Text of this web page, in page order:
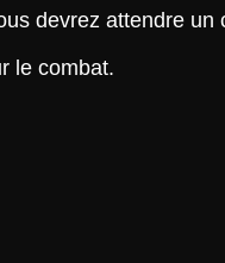
devrez attendre un
le combat.